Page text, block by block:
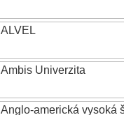
ALVEL
Ambis Univerzita
Anglo-americká vysoká